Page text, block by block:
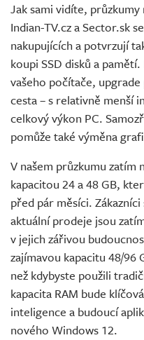
Jak sami vidíte,
Indian-TV.cz a Sector.sk
nakupujících a potvrzují
koupi SSD disků a
vašeho počítače,
cesta – s relativně menší
celkový výkon PC.
pomůže také výměna
V našem průzkumu zatím
kapacitou 24 a 48 GB,
před pár měsíci.
aktuální prodeje jsou
v jejich zářivou
zajímavou kapacitu 48/96
než kdybyste použili
kapacita RAM bude
inteligence a budoucí
nového Windows 12.